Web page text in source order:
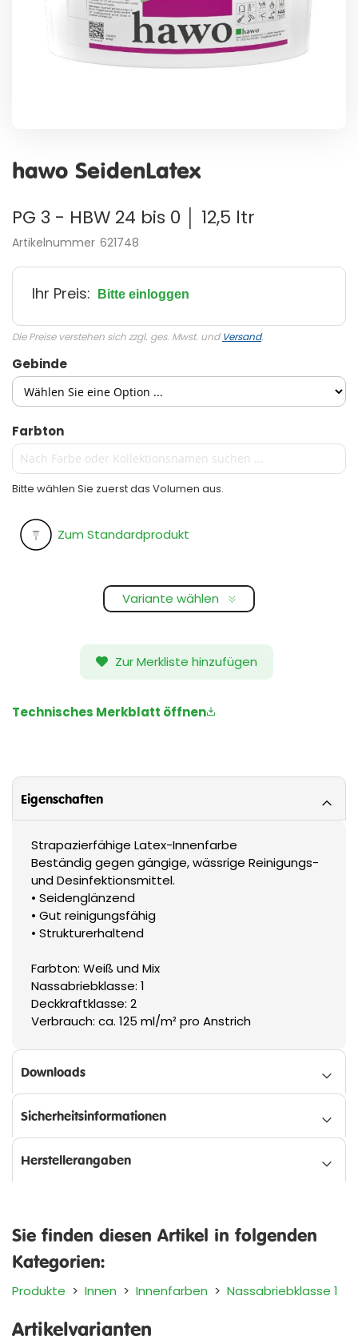
der
hawo SeidenLatex
PG 3 - HBW 24 bis 0 │ 12,5 ltr
Artikelnummer 621748
Ihr Preis: Bitte einloggen
Die Preise verstehen sich zzgl. ges. Mwst. und Versand.
Gebinde
Farbton
Bitte wählen Sie zuerst das Volumen aus.
Zum Standardprodukt
Variante wählen
Zur Merkliste hinzufügen
Technisches Merkblatt öffnen
Eigenschaften
Strapazierfähige Latex-Innenfarbe
Beständig gegen gängige, wässrige Reinigungs-
und Desinfektionsmittel.
• Seidenglänzend
• Gut reinigungsfähig
• Strukturerhaltend
Farbton: Weiß und Mix
Nassabriebklasse: 1
Deckkraftklasse: 2
Verbrauch: ca. 125 ml/m² pro Anstrich
Downloads
Sicherheitsinformationen
Herstellerangaben
Sie finden diesen Artikel in folgenden
Kategorien:
Produkte > Innen > Innenfarben > Nassabriebklasse 1
Artikelvarianten